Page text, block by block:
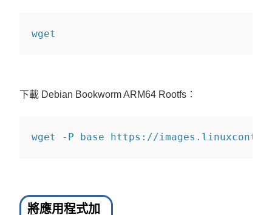
wget
下載 Debian Bookworm ARM64 Rootfs：
wget -P base https://
將應用程式加